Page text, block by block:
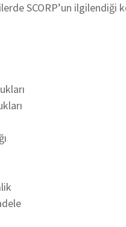
SCORP’un ilgilendiği